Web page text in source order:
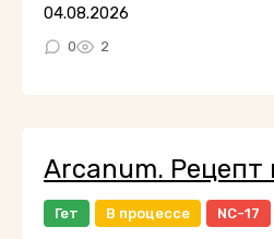
04.08.2026
0 2
Arcanum. Рецепт
Гет В процессе NC-17